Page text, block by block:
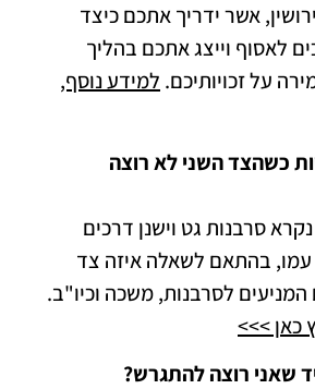
אשר ידריך אתכם כיצד
לאסוף וייצג אתכם בהליך
על זכויותיכם. למידע נוסף,
כשהצד השני לא רוצה
סרבנות גט וישנן דרכים
עמו, בהתאם לשאלה איזה צד
לסרבנות, משכה וכיו"ב.
כאן >>>
שאני רוצה להתגרש?